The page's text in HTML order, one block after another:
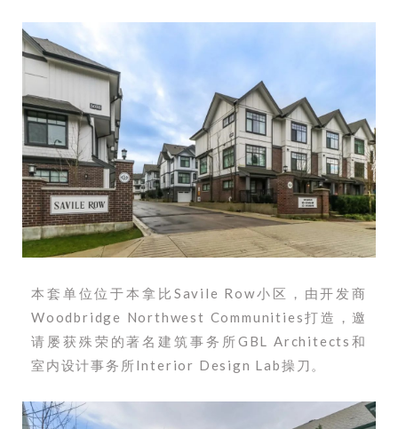
本套单位位于本拿比Savile Row小区，由开发商
Woodbridge Northwest Communities打造，邀
请屡获殊荣的著名建筑事务所GBL Architects和
室内设计事务所Interior Design Lab操刀。